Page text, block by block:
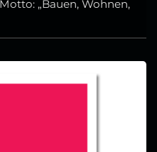
„Bauen, Wohnen,